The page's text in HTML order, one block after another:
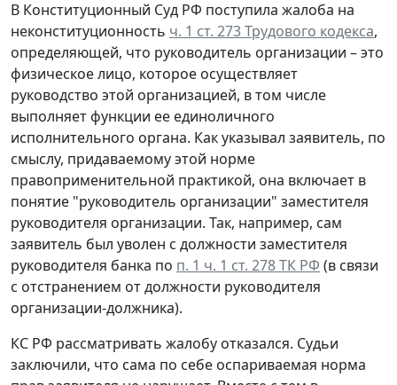
В Конституционный Суд РФ поступила жалоба на
неконституционность ч. 1 ст. 273 Трудового кодекса,
определяющей, что руководитель организации – это
физическое лицо, которое осуществляет
руководство этой организацией, в том числе
выполняет функции ее единоличного
исполнительного органа. Как указывал заявитель, по
смыслу, придаваемому этой норме
правоприменительной практикой, она включает в
понятие "руководитель организации" заместителя
руководителя организации. Так, например, сам
заявитель был уволен с должности заместителя
руководителя банка по п. 1 ч. 1 ст. 278 ТК РФ (в связи
с отстранением от должности руководителя
организации-должника).
КС РФ рассматривать жалобу отказался. Судьи
заключили, что сама по себе оспариваемая норма